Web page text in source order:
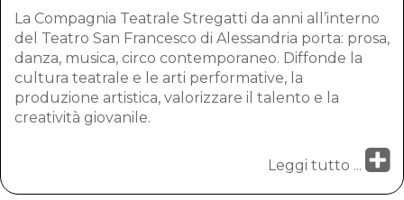
La Compagnia Teatrale Stregatti da anni all’interno
del Teatro San Francesco di Alessandria porta: prosa,
danza, musica, circo contemporaneo. Diffonde la
cultura teatrale e le arti performative, la
produzione artistica, valorizzare il talento e la
creatività giovanile.
Leggi tutto ...